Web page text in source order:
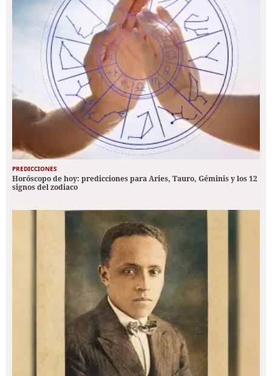
PREDICCIONES
Horóscopo de hoy: predicciones para Aries, Tauro, Géminis y los 12
signos del zodiaco